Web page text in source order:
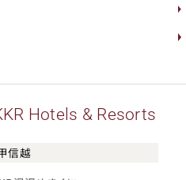
Hotels & Resorts
信越